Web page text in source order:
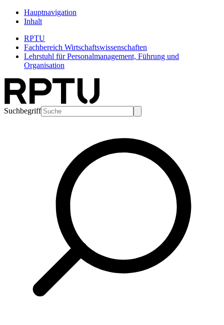
Hauptnavigation
Inhalt
RPTU
Fachbereich Wirtschaftswissenschaften
Lehrstuhl für Personalmanagement, Führung und
Organisation
Suchbegriff